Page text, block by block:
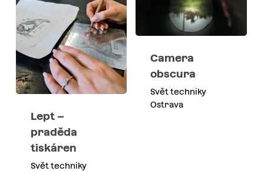
Lept –
praděda
tiskáren
Svět techniky
Camera
obscura
Svět techniky
Ostrava